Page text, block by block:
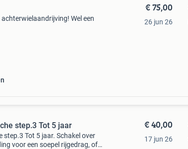
Wel een
€ 75,00
26 jun 26
step.3 Tot 5 jaar
step.3 Tot 5 jaar. Schakel over
voor een soepel rijgedrag, of
€ 40,00
17 jun 26